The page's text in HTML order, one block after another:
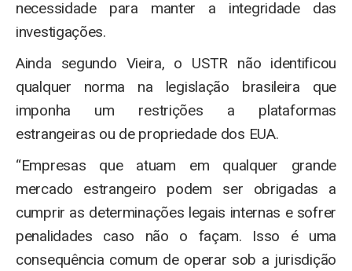
necessidade para manter a integridade das
investigações.
Ainda segundo Vieira, o USTR não identificou
qualquer norma na legislação brasileira que
imponha um restrições a plataformas
estrangeiras ou de propriedade dos EUA.
“Empresas que atuam em qualquer grande
mercado estrangeiro podem ser obrigadas a
cumprir as determinações legais internas e sofrer
penalidades caso não o façam. Isso é uma
consequência comum de operar sob a jurisdição